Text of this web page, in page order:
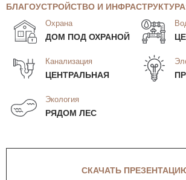
БЛАГОУСТРОЙСТВО И
Охрана
ДОМ ПОД ОХРАНОЙ
Канализация
ЦЕНТРАЛЬНАЯ
Экология
РЯДОМ ЛЕС
СКАЧАТЬ